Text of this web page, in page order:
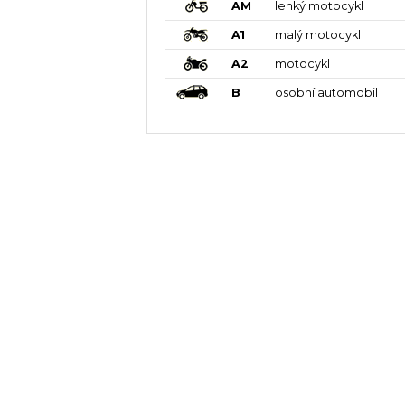
AM lehký motocykl
A1 malý motocykl
A2 motocykl
B osobní automobil